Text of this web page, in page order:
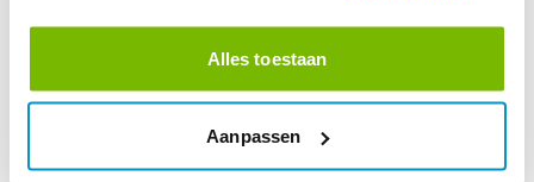
Alles toestaan
Aanpassen